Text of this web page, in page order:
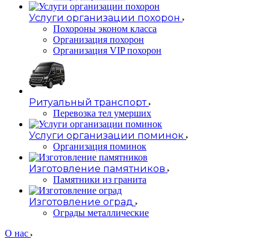
Услуги организации похорон
Похороны эконом класса
Организация похорон
Организация VIP похорон
Ритуальный транспорт
Перевозка тел умерших
Услуги организации поминок
Организация поминок
Изготовление памятников
Памятники из гранита
Изготовление оград
Ограды металлические
О нас